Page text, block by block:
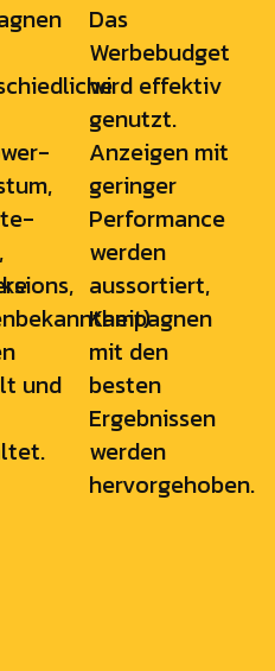
und
Das
Werbebudget
wird effektiv
genutzt.
Anzeigen mit
geringer
Performance
werden
aussortiert,
Kampagnen
mit den
besten
Ergebnissen
werden
hervorgehoben.